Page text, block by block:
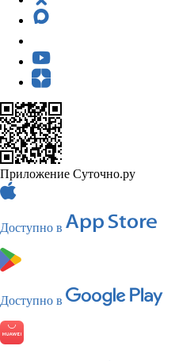
Приложение Суточно.ру
Доступно в
Доступно в